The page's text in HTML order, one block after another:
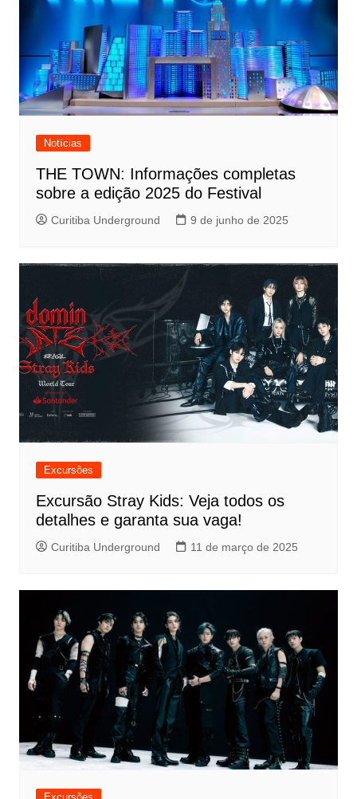
Notícias
THE TOWN: Informações completas
sobre a edição 2025 do Festival
Curitiba Underground 9 de junho de 2025
Excursões
Excursão Stray Kids: Veja todos os
detalhes e garanta sua vaga!
Curitiba Underground 11 de março de 2025